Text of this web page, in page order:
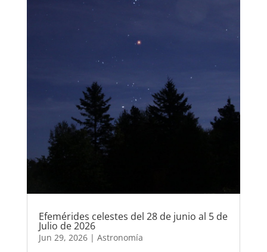
Efemérides celestes del 28 de junio al 5 de
Julio de 2026
Jun 29, 2026| Astronomía